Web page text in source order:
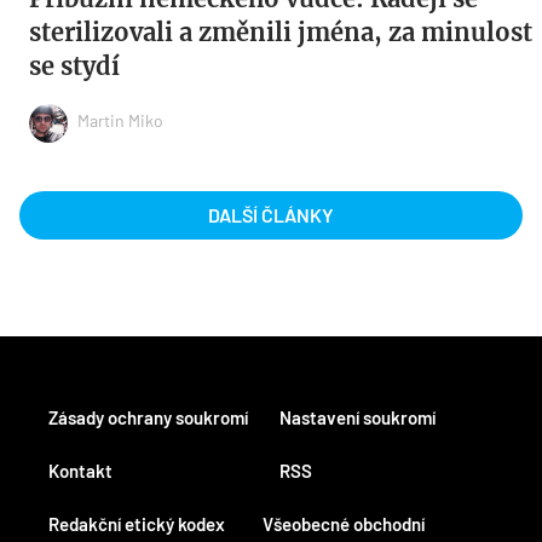
sterilizovali a změnili jména, za minulost
se stydí
Martin Miko
DALŠÍ ČLÁNKY
Kontakt
Redakční etický kodex
RSS
Všeobecné obchodní
Zásady ochrany soukromí Nastavení soukromí